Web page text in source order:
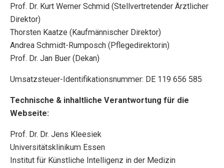
Prof. Dr. Kurt Werner Schmid (Stellvertretender Ärztlicher
Direktor)
Thorsten Kaatze (Kaufmännischer Direktor)
Andrea Schmidt-Rumposch (Pflegedirektorin)
Prof. Dr. Jan Buer (Dekan)
Umsatzsteuer-Identifikationsnummer: DE 119 656 585
Technische & inhaltliche Verantwortung für die
Webseite:
Prof. Dr. Dr. Jens Kleesiek
Universitätsklinikum Essen
Institut für Künstliche Intelligenz in der Medizin